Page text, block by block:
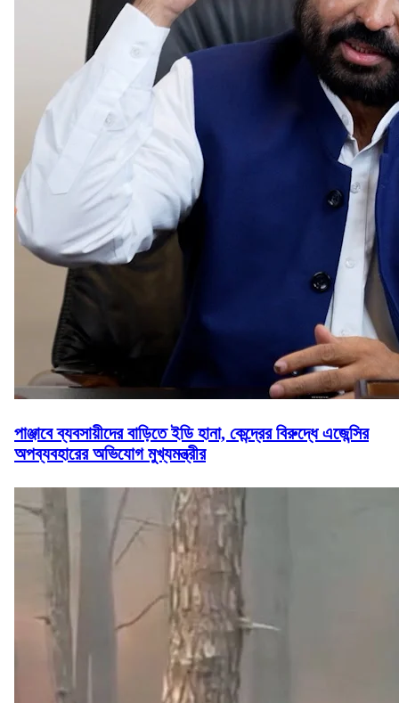
পাঞ্জাবে ব্যবসায়ীদের বাড়িতে ইডি হানা, কেন্দ্রের বিরুদ্ধে এজেন্সির
অপব্যবহারের অভিযোগ মুখ্যমন্ত্রীর